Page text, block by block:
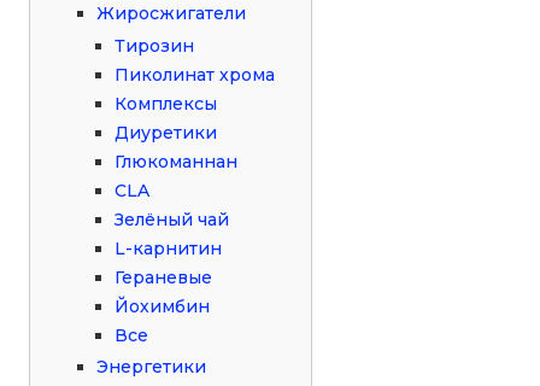
Жиросжигатели
Тирозин
Пиколинат хрома
Комплексы
Диуретики
Глюкоманнан
CLA
Зелёный чай
L-карнитин
Гераневые
Йохимбин
Все
Энергетики